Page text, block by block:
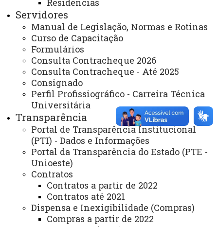
Residências
Servidores
Manual de Legislação, Normas e Rotinas
Curso de Capacitação
Formulários
Consulta Contracheque 2026
Consulta Contracheque - Até 2025
Consignado
Perfil Profissiográfico - Carreira Técnica
Universitária
Transparência
Portal de Transparência Institucional
(PTI) - Dados e Informações
Portal da Transparência do Estado (PTE -
Unioeste)
Contratos
Contratos a partir de 2022
Contratos até 2021
Dispensa e Inexigibilidade (Compras)
Compras a partir de 2022
Secretaria Geral
Gabinete Reitoria
Secretaria dos Conselhos Superiores
PRÓ-REITORIAS
Administração e Finanças
Extensão
Graduação
Pesquisa/Pós Graduação
Recursos Humanos
Planejamento
ASSESSORIAS